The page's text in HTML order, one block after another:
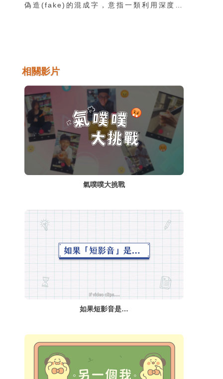
偽造(fake)的混成字，意指一類利用深度學
上，因此各種相關的善意或惡意的應用方式層
Deepfake技術帶來的巨大衝擊。
相關影片
氣噗噗大挑戰
如果短影音是…